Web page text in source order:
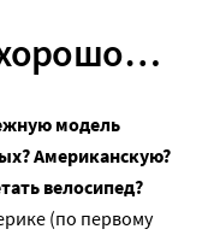
хорошо…
модель
Американскую?
велосипед?
(по первому